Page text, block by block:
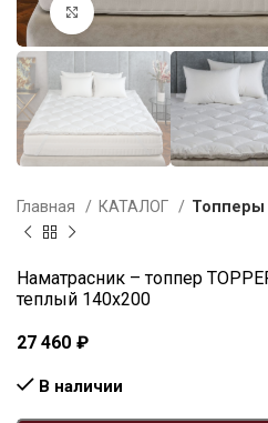
Увеличить
Главная КАТАЛОГ Топперы
Наматрасник – топпер
теплый 140х200
27 460 ₽
В наличии